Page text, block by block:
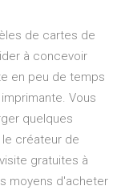
de cartes de
à concevoir
en peu de temps
Vous
quelques
créateur de
gratuites à
moyens d'acheter